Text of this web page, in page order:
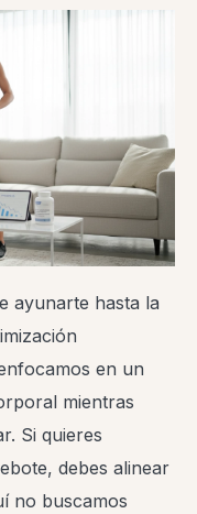
ayunarte hasta la
en un
mientras
Si quieres
debes alinear
no buscamos